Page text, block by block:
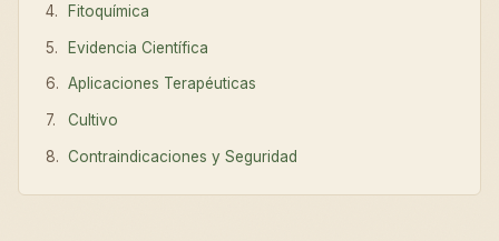
Fitoquímica
Evidencia Científica
Aplicaciones Terapéuticas
Cultivo
Contraindicaciones y Seguridad